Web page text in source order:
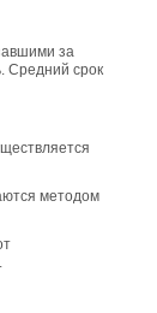
за
Средний срок
методом